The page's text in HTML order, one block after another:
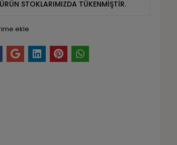
STOKLARIMIZDA TÜKENMİŞTİR.
ekle